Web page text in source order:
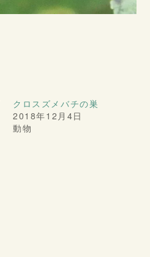
クロスズメバチの巣
2018年12月4日
動物